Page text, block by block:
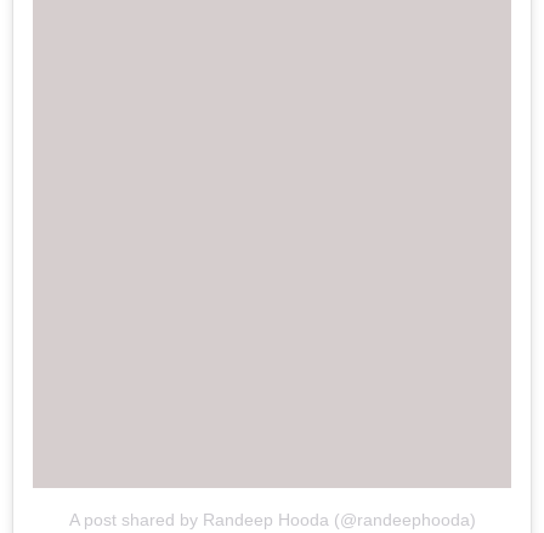
A post shared by Randeep Hooda (@randeephooda)